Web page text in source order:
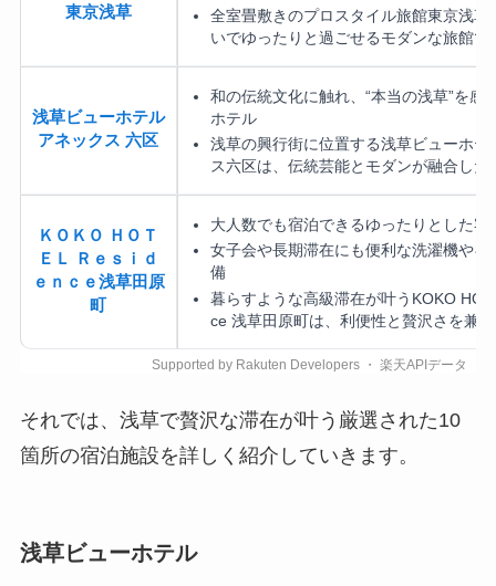
東京浅草
全室畳敷きのプロスタイル旅館東京浅草
いでゆったりと過ごせるモダンな旅館で
浅草ビューホテル
アネックス 六区
和の伝統文化に触れ、“本当の浅草”を感
ホテル
浅草の興行街に位置する浅草ビューホテ
ス六区は、伝統芸能とモダンが融合した
ＫＯＫＯ ＨＯＴ
ＥＬ Ｒｅｓｉｄ
ｅｎｃｅ浅草田原
町
大人数でも宿泊できるゆったりとした客
女子会や長期滞在にも便利な洗濯機やキ
備
暮らすような高級滞在が叶うKOKO
ce 浅草田原町は、利便性と贅沢さを兼…
それでは、浅草で贅沢な滞在が叶う厳選された10
箇所の宿泊施設を詳しく紹介していきます。
浅草ビューホテル